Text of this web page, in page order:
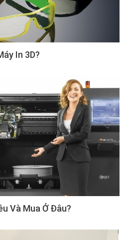
In 3D?
Và Mua Ở Đâu?